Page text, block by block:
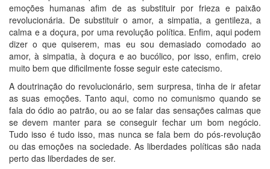
emoções humanas afim de as substituir por frieza e paixão
revolucionária. De substituir o amor, a simpatia, a gentileza, a
calma e a doçura, por uma revolução política. Enfim, aqui podem
dizer o que quiserem, mas eu sou demasiado comodado ao
amor, à simpatia, à doçura e ao bucólico, por isso, enfim, creio
muito bem que dificilmente fosse seguir este catecismo.
A doutrinação do revolucionário, sem surpresa, tinha de ir afetar
as suas emoções. Tanto aqui, como no comunismo quando se
fala do ódio ao patrão, ou ao se falar das sensações calmas que
se devem manter para se conseguir fechar um bom negócio.
Tudo isso é tudo isso, mas nunca se fala bem do pós-revolução
ou das emoções na sociedade. As liberdades políticas são nada
perto das liberdades de ser.